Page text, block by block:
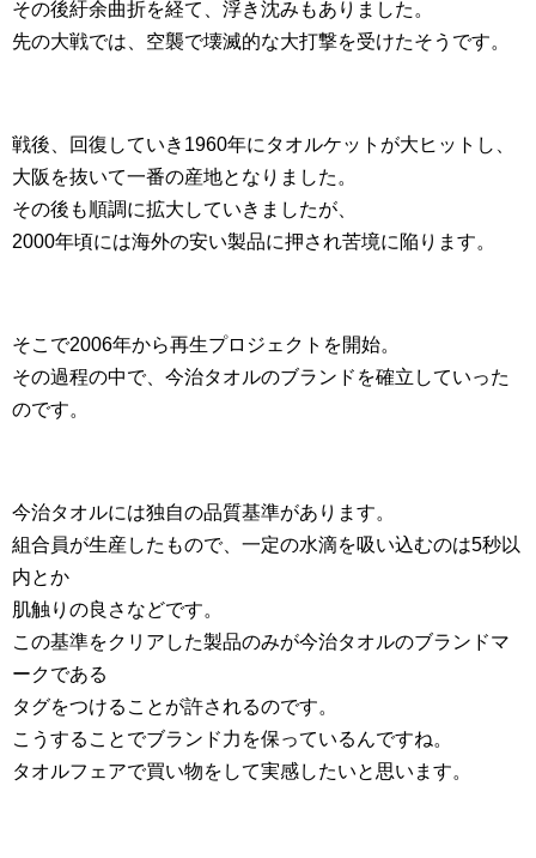
その後紆余曲折を経て、浮き沈みもありました。
先の大戦では、空襲で壊滅的な大打撃を受けたそうです。
戦後、回復していき1960年にタオルケットが大ヒットし、
大阪を抜いて一番の産地となりました。
その後も順調に拡大していきましたが、
2000年頃には海外の安い製品に押され苦境に陥ります。
そこで2006年から再生プロジェクトを開始。
その過程の中で、今治タオルのブランドを確立していった
のです。
今治タオルには独自の品質基準があります。
組合員が生産したもので、一定の水滴を吸い込むのは5秒以
内とか
肌触りの良さなどです。
この基準をクリアした製品のみが今治タオルのブランドマ
ークである
タグをつけることが許されるのです。
こうすることでブランド力を保っているんですね。
タオルフェアで買い物をして実感したいと思います。